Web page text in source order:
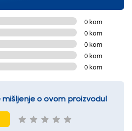
0 kom
0 kom
0 kom
0 kom
0 kom
o ovom proizvodu!